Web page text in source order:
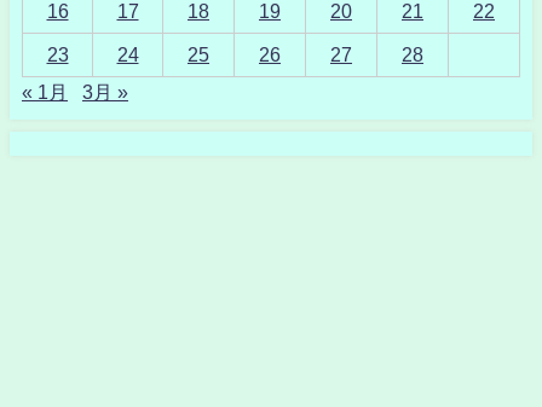
16 17 18 19 20 21 22
23 24 25 26 27
28
« 1月
3月 »